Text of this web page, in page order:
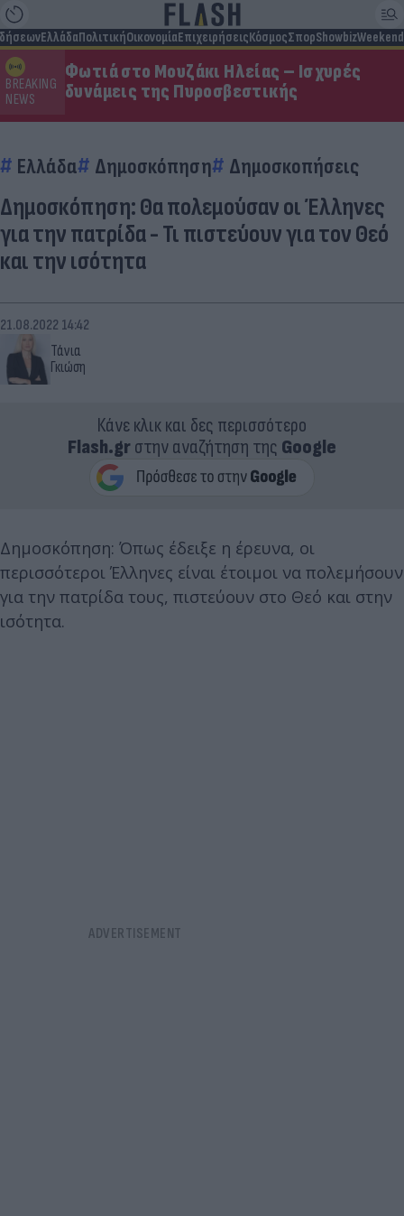
ΕλλάδαΠολιτικήΟικονομίαΕπιχειρήσειςΚόσμοςΣπορShowbizWeekend
BREAKING
NEWS
Φωτιά στο Μουζάκι Ηλείας – Ισχυρές
δυνάμεις της Πυροσβεστικής
Ελλάδα Δημοσκόπηση Δημοσκοπήσεις
Δημοσκόπηση: Θα πολεμούσαν οι Έλληνες
για την πατρίδα - Τι πιστεύουν για τον Θεό
και την ισότητα
Τάνια
Γκιώση
21.08.2022 14:42
Κάνε κλικ και δες περισσότερο
Flash.grστην αναζήτηση της Google
Δημοσκόπηση: Όπως έδειξε η έρευνα, οι
περισσότεροι Έλληνες είναι έτοιμοι να πολεμήσουν
για την πατρίδα τους, πιστεύουν στο Θεό και στην
ισότητα.